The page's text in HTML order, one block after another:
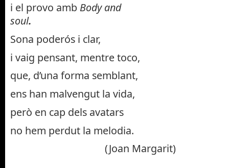
i el provo amb Body and
soul.
Sona poderós i clar,
i vaig pensant, mentre toco,
que, d’una forma semblant,
ens han malvengut la vida,
però en cap dels avatars
no hem perdut la melodia.
(Joan Margarit)